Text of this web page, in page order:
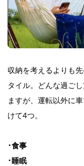
収納を考えるよりも
タイル。どんな過ご
ますが、運転以外に
けて4つ。
･食事
･睡眠